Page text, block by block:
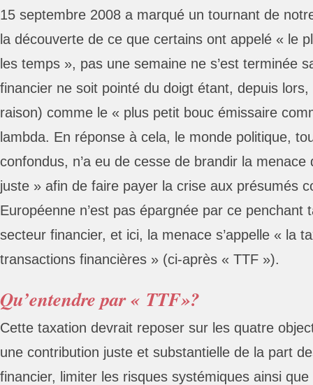
15 septembre 2008 a marqué un tournant de
la découverte de ce que certains ont appelé « le
les temps », pas une semaine ne s’est terminée
financier ne soit pointé du doigt étant, depuis
raison) comme le « plus petit bouc émissaire
lambda. En réponse à cela, le monde politique,
confondus, n’a eu de cesse de brandir la menace
juste » afin de faire payer la crise aux présumés
Européenne n’est pas épargnée par ce penchant
secteur financier, et ici, la menace s’appelle « la
transactions financières » (ci-après « TTF »).
Qu’entendre par « TTF»?
Cette taxation devrait reposer sur les quatre
une contribution juste et substantielle de la part
financier, limiter les risques systémiques ainsi que